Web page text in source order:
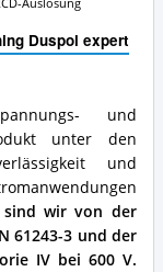
Duspol expert
und
unter den
und
sind wir von der
61243-3 und der
IV bei 600 V.
Auslösung